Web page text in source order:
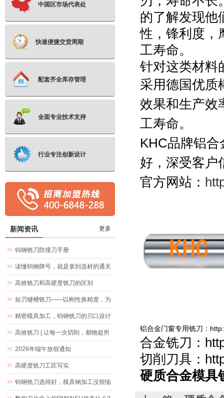
的了解发现他
性，锋利度，
工寿命。
针对这类材料
采用德国优质
效果和生产效
工寿命。
KHC品牌铝合
好，深受客户
官方网站：
铝合金门窗专用铣刀 ：
合金铣刀 ：
切削刀具 ：
硬质合金模具
中国区市场代表处
快速便捷交货周期
配套齐全库存管理
全面专业技术支持
行业专注创新设计
新闻资讯 更多
钨钢铣刀防撞刀手册
读懂钨钢牌号，就是拿到选材的通关
文牒
高效铣刀和高硬度铣刀的区别
短刃键槽铣刀——以刚性换精度，为
精密键槽加工而生
精密模具加工，钨钢铣刀的刃口设计
究竟藏着什么玄机
高效铣刀 | 让每一次切削，都物超所
值
2026年端午放假通知
高硬度铣刀工匠写实
钨钢铣刀选得好，模具钢加工没烦恼